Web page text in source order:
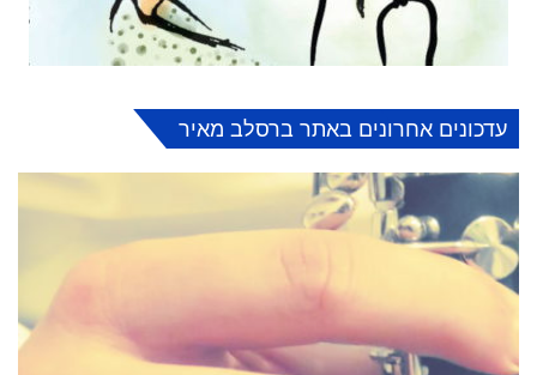
עדכונים אחרונים באתר ברסלב מאיר